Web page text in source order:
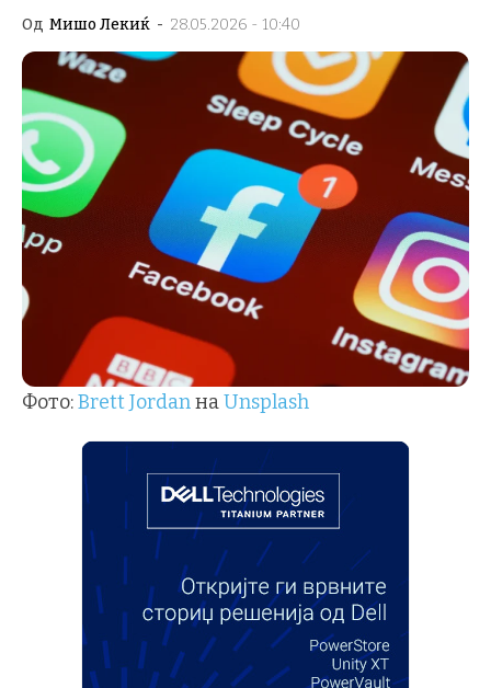
Од Мишо Лекиќ - 28.05.2026 - 10:40
Фото:Brett JordanнаUnsplash